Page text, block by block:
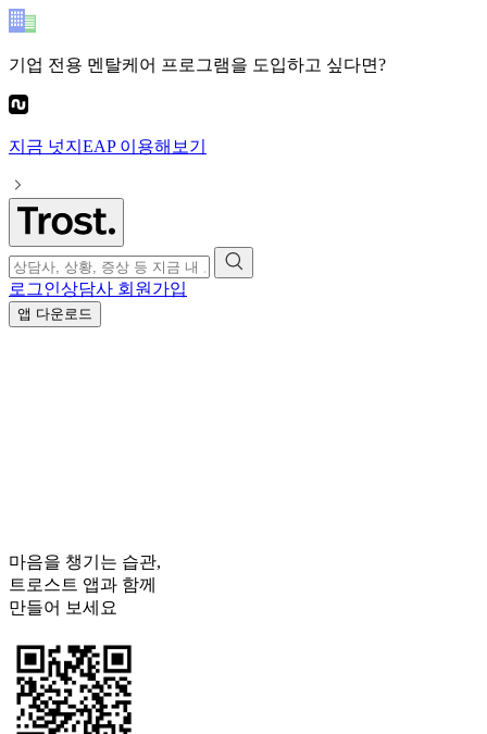
기업 전용 멘탈케어 프로그램을 도입하고 싶다면?
지금 넛지EAP이용해보기
로그인상담사 회원가입
앱 다운로드
마음을 챙기는 습관,
트로스트 앱과 함께
만들어 보세요